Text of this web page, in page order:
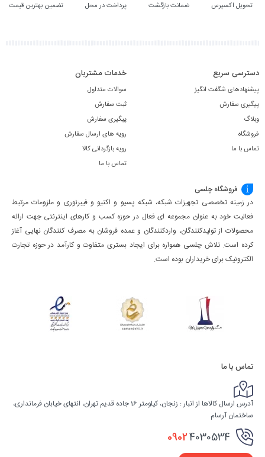
تحویل اکسپرس ضمانت بازگشت پرداخت در محل تضمین بهترین قیمت
دسترسی سریع
پیشنهادهای شگفت انگیز
پیگیری سفارش
وبلاگ
فروشگاه
تماس با ما
خدمات مشتریان
سوالات متداول
ثبت سفارش
پیگیری سفارش
رویه های ارسال سفارش
رویه بازگردانی کالا
تماس با ما
فروشگاه چلسی
در زمینه تخصصی تجهیزات شبکه، شبکه پسیو و اکتیو و فیبرنوری و ملزومات مرتبط
فعالیت خود به عنوان مجموعه ای فعال در حوزه کسب ‌و کارهای اینترنتی جهت ارائه
محصولات از تولیدکنندگان، واردکنندگان و عمده فروشان به مصرف کنندگان نهایی آغاز
کرده است. تلاش چلسی همواره برای ایجاد بستری متفاوت و کارآمد در حوزه تجارت
الکترونیک برای خریداران بوده است.
تماس با ما
آدرس ارسال کالاها از انبار : زنجان، کیلومتر 16 جاده قدیم تهران، انتهای خیابان فرمانداری،
ساختمان آرسام
09024030534